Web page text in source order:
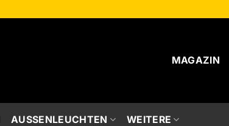
MAGAZIN
AUSSENLEUCHTEN WEITERE